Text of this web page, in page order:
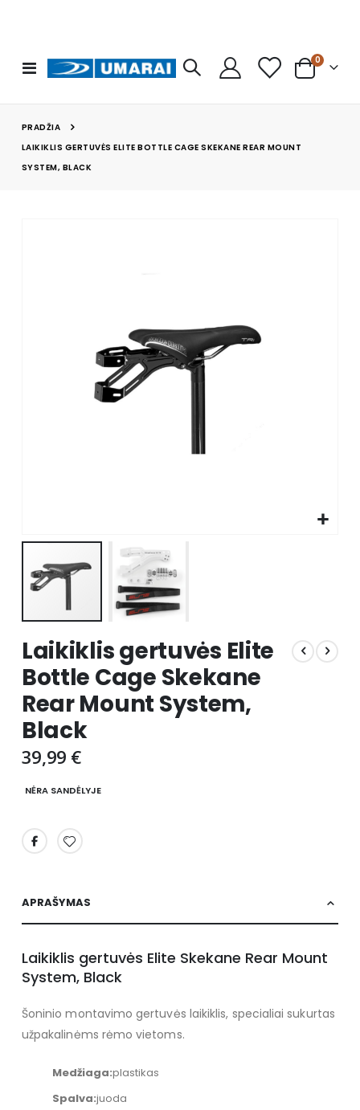
Toggle
Nav
Cart
0prekės
PRADŽIA
LAIKIKLIS GERTUVĖS ELITE BOTTLE CAGE SKEKANE REAR MOUNT
SYSTEM, BLACK
to
the
beginning
of
the
images
gallery
Laikiklis gertuvės Elite
Bottle Cage Skekane
Rear Mount System,
Black
39,99 €
NĖRA SANDĖLYJE
APRAŠYMAS
Laikiklis gertuvės Elite Skekane Rear Mount
System, Black
Šoninio montavimo gertuvės laikiklis, specialiai sukurtas
užpakalinėms rėmo vietoms.
Medžiaga:plastikas
Spalva:juoda